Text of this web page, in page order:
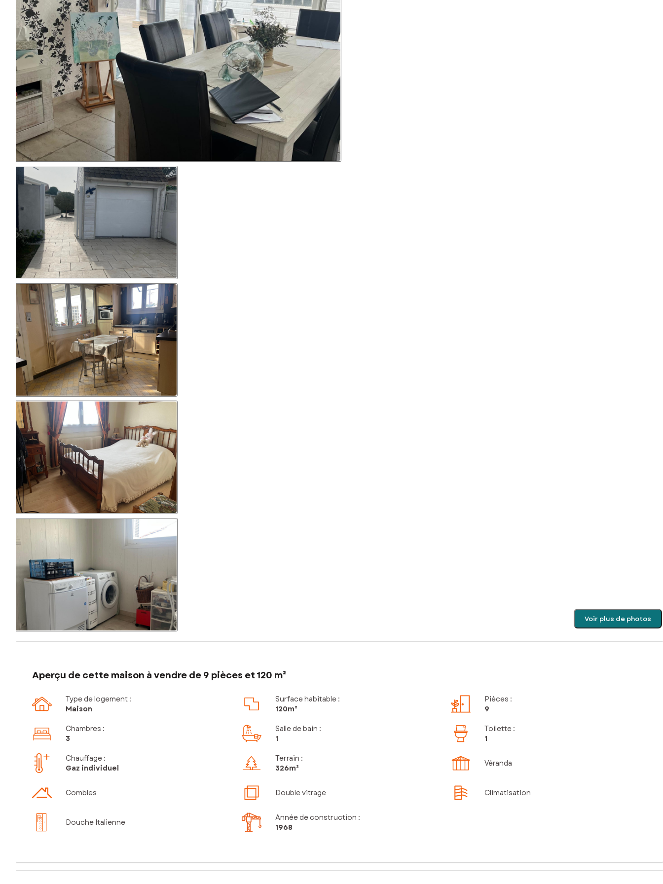
Voir plus de photos
Aperçu de cette maison à vendre de 9 pièces et 120 m²
Type de logement :
Maison
Surface habitable :
120m²
Pièces :
9
Chambres :
3
Salle de bain :
1
Toilette :
1
Chauffage :
Gaz individuel
Terrain :
326m²
Véranda
Combles Double vitrage Climatisation
Douche Italienne
Année de construction :
1968